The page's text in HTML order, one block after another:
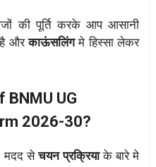
की पूर्ति करके आप आसानी
औरकाऊंसलिंगमे हिस्सा लेकर
UG
2026-30?
मदद सेचयन प्रक्रियाके बारे मे